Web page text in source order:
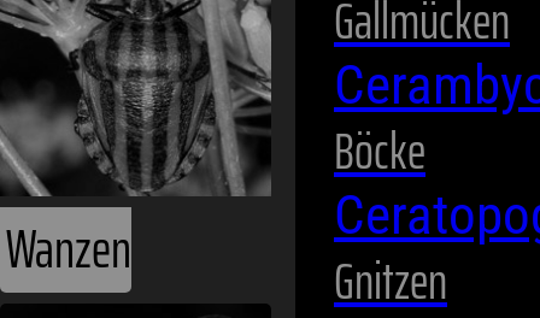
Gallmücken
Böcke
Gnitzen